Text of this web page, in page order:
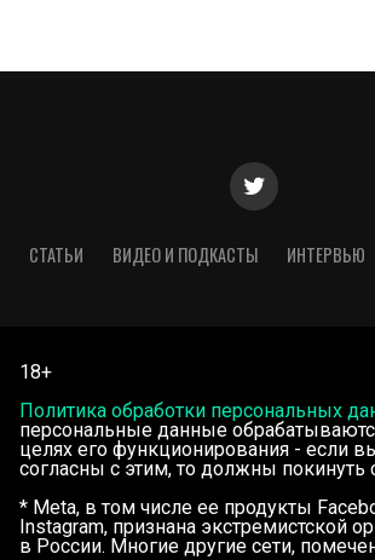
СТАТЬИ ВИДЕО И ПОДКАСТЫ ИНТЕРВЬЮ
18+
Политика обработки персональных
персональные данные
целях его функционирования - если
согласны с этим, то должны покинуть
* Meta, в том числе ее продукты
Instagram, признана экстремистской
в России. Многие другие сети,